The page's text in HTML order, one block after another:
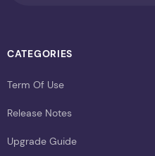
CATEGORIES
Term Of Use
Release Notes
Upgrade Guide